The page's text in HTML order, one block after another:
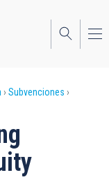
Subvenciones